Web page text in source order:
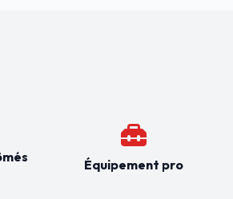
Équipement pro